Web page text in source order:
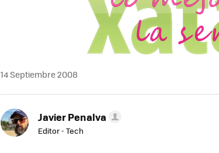
14 Septiembre 2008
Javier Penalva
Editor - Tech